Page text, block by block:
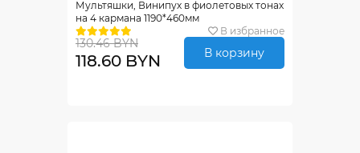
Мультяшки, Винипух в фиолетовых тонах
на 4 кармана 1190*460мм
В избранное
130.46 BYN
118.60 BYN В корзину